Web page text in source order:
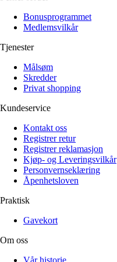
Klær
Reise
Informasjon
Tilbehør
Lukk
Alle artikler
Klær
Reise
Informasjon
Tilbehør
Målsøm
Lukk
Bonusprogrammet
Medlemsvilkår
Tjenester
Målsøm
Skredder
Privat shopping
Kundeservice
Kontakt oss
Registrer retur
Registrer reklamasjon
Kjøp- og Leveringsvilkår
Personvernseklæring
Åpenhetsloven
Praktisk
Gavekort
Om oss
Vår historie